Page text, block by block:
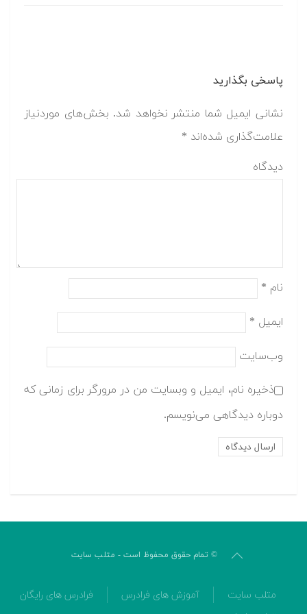
پاسخی بگذارید
نشانی ایمیل شما منتشر نخواهد شد. بخش‌های موردنیاز
علامت‌گذاری شده‌اند *
دیدگاه
نام *
ایمیل *
وب‌سایت
ذخیره نام، ایمیل و وبسایت من در مرورگر برای زمانی که
دوباره دیدگاهی می‌نویسم.
© تمام حقوق محفوظ است - متلب سایت
متلب سایت آموزش های فرادرس
فرادرس های رایگان